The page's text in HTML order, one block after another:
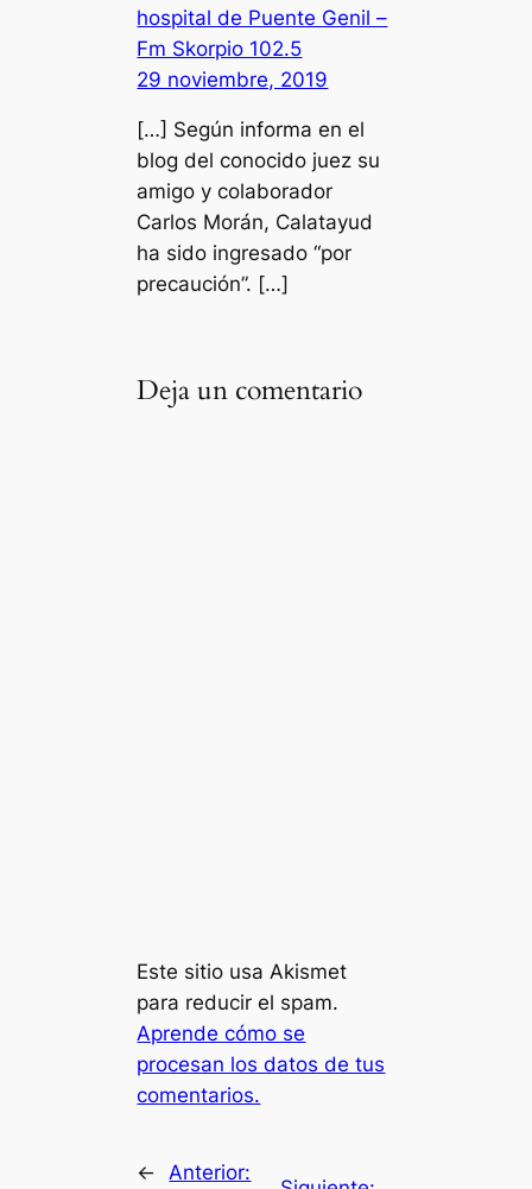
hospital de Puente Genil –
Fm Skorpio 102.5
29 noviembre, 2019
[…] Según informa en el
blog del conocido juez su
amigo y colaborador
Carlos Morán, Calatayud
ha sido ingresado “por
precaución”. […]
Deja un comentario
Este sitio usa Akismet
para reducir el spam.
Aprende cómo se
procesan los datos de tus
comentarios.
← Anterior: